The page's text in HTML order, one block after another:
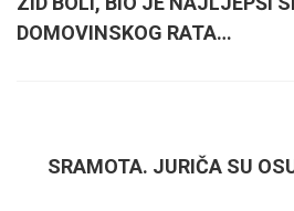
DOMOVINSKOG RATA…
SRAMOTA. JURIČA SU